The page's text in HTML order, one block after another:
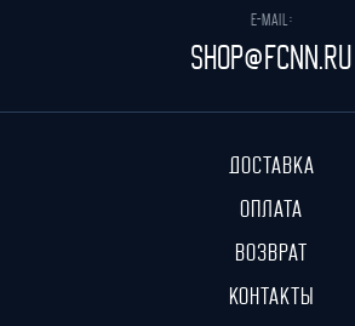
E-mail:
shop@fcnn.ru
ДОСТАВКА
ОПЛАТА
ВОЗВРАТ
КОНТАКТЫ